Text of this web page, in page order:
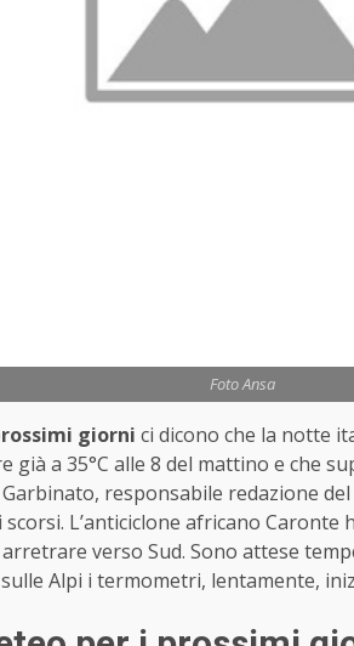
Foto Ansa
giorni ci dicono che la notte
già a 35°C alle 8 del mattino e che
responsabile redazione
L’anticiclone africano
verso Sud. Sono attese
Alpi i termometri, lentamente,